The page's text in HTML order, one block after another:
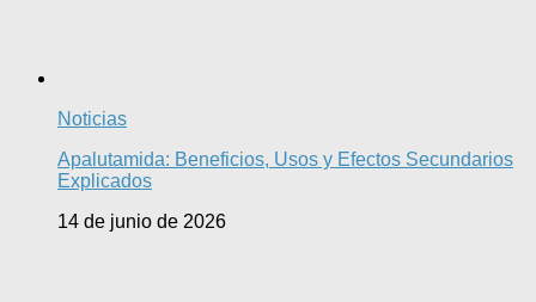
Noticias
Apalutamida: Beneficios, Usos y Efectos Secundarios
Explicados
14 de junio de 2026